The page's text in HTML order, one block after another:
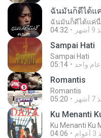
ฉันมันก็ดีได้แ
ฉันมันก็ดีได้แค่นี้
04:32
Sampai Hati
Sampai Hati
05:14
واحد
Romantis
Romantis
05:20
Ku Menanti
Ku Menanti Ku
04:06